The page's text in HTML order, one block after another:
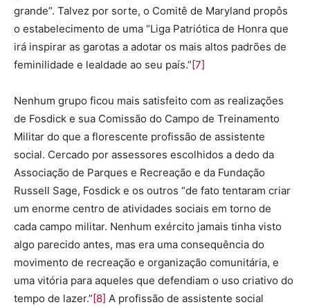
grande”. Talvez por sorte, o Comitê de Maryland propôs
o estabelecimento de uma “Liga Patriótica de Honra que
irá inspirar as garotas a adotar os mais altos padrões de
feminilidade e lealdade ao seu país.”[7]
Nenhum grupo ficou mais satisfeito com as realizações
de Fosdick e sua Comissão do Campo de Treinamento
Militar do que a florescente profissão de assistente
social. Cercado por assessores escolhidos a dedo da
Associação de Parques e Recreação e da Fundação
Russell Sage, Fosdick e os outros “de fato tentaram criar
um enorme centro de atividades sociais em torno de
cada campo militar. Nenhum exército jamais tinha visto
algo parecido antes, mas era uma consequência do
movimento de recreação e organização comunitária, e
uma vitória para aqueles que defendiam o uso criativo do
tempo de lazer.”[8] A profissão de assistente social